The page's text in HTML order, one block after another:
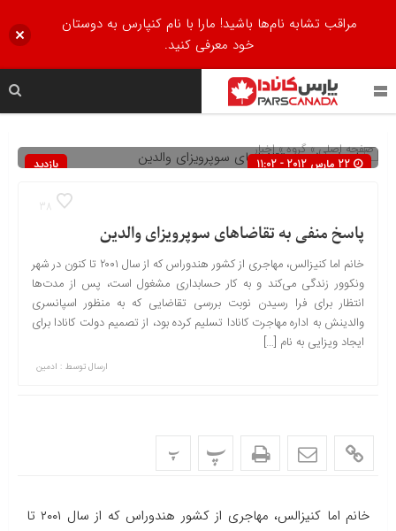
صفحه اصلی» گروه »اخبار
22 مارس 2012 - 11:02
بازدید
38
پاسخ‌ منفی به تقاضاهای سوپرویزای والدین
خانم اما کنیزالس، مهاجری از کشور هندوراس که از سال ۲۰۰۱ تا کنون در شهر
ونکوور زندگی می‌کند و به کار حسابداری مشغول است، پس از مدت‌ها
انتظار برای فرا رسیدن نوبت بررسی تقاضایی که به منظور اسپانسری
والدینش به اداره مهاجرت کانادا تسلیم کرده بود، از تصمیم دولت کانادا برای
ایجاد ویزایی به نام […]
ارسال توسط : ادمین
پ پ
خانم اما کنیزالس، مهاجری از کشور هندوراس که از سال ۲۰۰۱ تا
مراقب تشابه نام‌ها باشید! مارا با نام کنپارس به دوستان
خود معرفی کنید.